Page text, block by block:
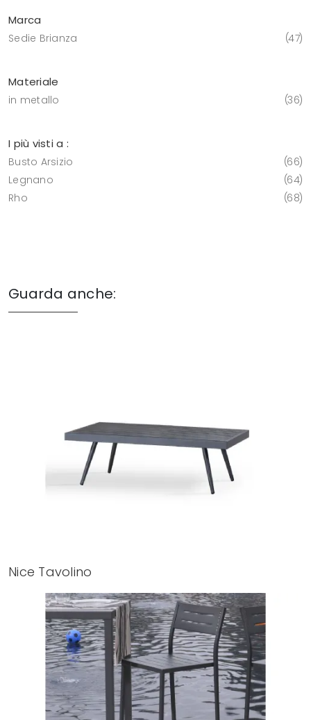
Marca
Sedie Brianza 47
Materiale
in metallo 36
I più visti a :
Busto Arsizio
66
Legnano
64
Rho
68
Guarda anche:
Nice Tavolino